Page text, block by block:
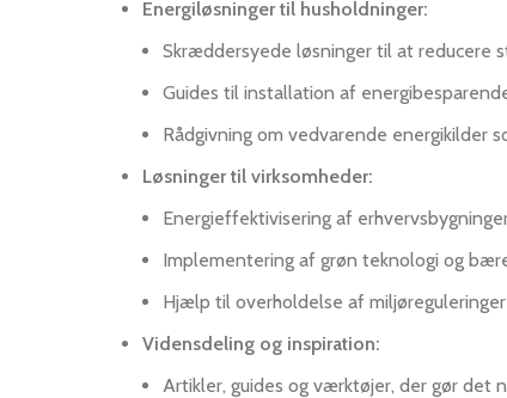
Energiløsninger til husholdninger:
Skræddersyede løsninger til at reducere
Guides til installation af
Rådgivning om vedvarende energikilder
Løsninger til virksomheder:
Energieffektivisering af
Implementering af grøn teknologi og
Hjælp til overholdelse af
Vidensdeling og inspiration:
Artikler, guides og værktøjer, der gør det